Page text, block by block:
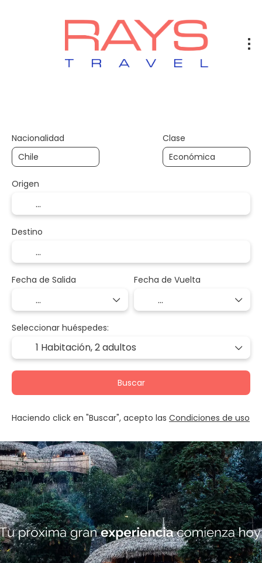
Nacionalidad Clase
Origen
Destino
Fecha de Salida Fecha de Vuelta
Seleccionar huéspedes:
1 Habitación,2 adultos
Buscar
Haciendo click en "Buscar", acepto las Condiciones de uso